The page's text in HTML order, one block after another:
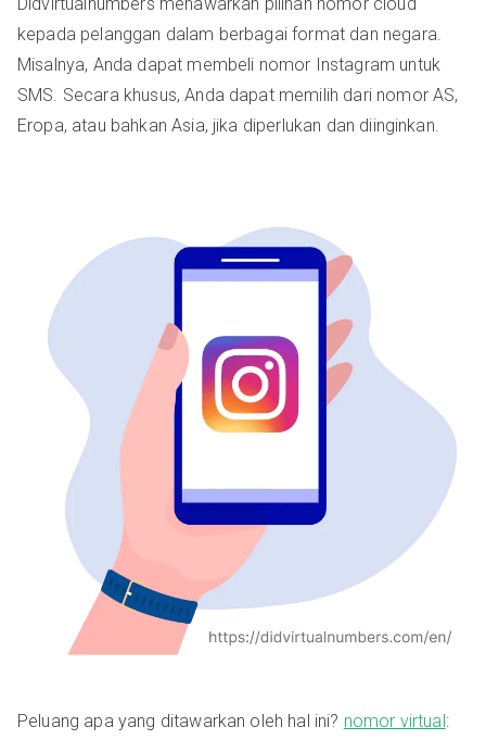
kepada pelanggan dalam berbagai format dan negara.
Misalnya, Anda dapat membeli nomor Instagram untuk
SMS. Secara khusus, Anda dapat memilih dari nomor AS,
Eropa, atau bahkan Asia, jika diperlukan dan diinginkan.
Peluang apa yang ditawarkan oleh hal ini? nomor virtual: